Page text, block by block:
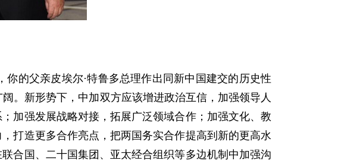
的父亲皮埃尔·特鲁多总理作出同新中国建交的历史性
。新形势下，中加双方应该增进政治互信，加强领导人
加强发展战略对接，拓展广泛领域合作；加强文化、教
打造更多合作亮点，把两国务实合作提高到新的更高水
合国、二十国集团、亚太经合组织等多边机制中加强沟